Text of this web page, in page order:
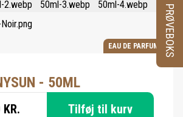
EAU DE PARFUM
- 50ML
Tilføj til kurv
PRØVEBOKS